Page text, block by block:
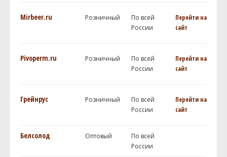
Mirbeer.ru Розничный
По всей
России
Перейти на
сайт
Pivoperm.ru Розничный
По всей
России
Перейти на
сайт
Грейнрус Розничный
По всей
России
Перейти на
сайт
Белсолод Оптовый
По всей
России